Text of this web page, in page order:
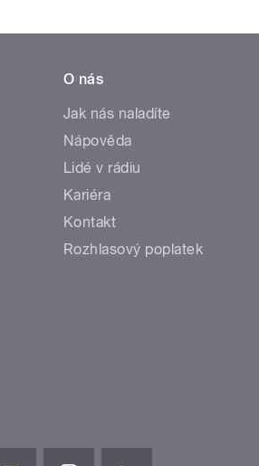
O nás
Jak nás naladíte
Nápověda
Lidé v rádiu
Kariéra
Kontakt
Rozhlasový poplatek